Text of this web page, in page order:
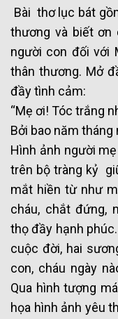
Bài thơ lục bát
thương và biết ơn
người con đối với
thân thương. Mở
đầy tình cảm:
“Mẹ ơi! Tóc trắng
Bởi bao năm tháng
Hình ảnh người
trên bộ tràng kỷ
mắt hiền từ như
cháu, chắt đứng,
thọ đầy hạnh
cuộc đời, hai
con, cháu ngày
Qua hình tượng
họa hình ảnh yêu